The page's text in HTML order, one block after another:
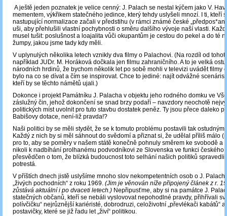
A ještě jeden poznatek je velice cenný: J. Palach se nestal kýčem jako V.
mementem, výkřikem statečného jedince, který tehdy uslyšeli mnozí. I ti, kteří
nastupující normalizace začali v předstihu (v rámci známé české
uši, aby přehlušili vlastní pochybnosti o směru dalšího vývoje naší vlasti.
musel tušit: poslušnost a loajalita vůči okupantům je cestou do pekel a do té
žumpy, jakou jsme tady kdy měli.
V uplynulých několika letech vznikly dva filmy o Palachovi. (Na rozdíl od
například JUDr. M. Horáková dočkala jen filmu zahraničního. A to je velká
národních hrdinů, že bychom několik let po sobě mohli v televizi uvádět filmy
bylo na co se dívat a čím se inspirovat. Chce to jediné: najít odvážné
kteří by se těchto námětů ujali.)
Dokonce i projekt Památníku J. Palacha v objektu jeho rodného domku ve
záslužný čin, jehož dokončení se snad brzy podaří – navzdory neochotě
politických míst uvolnit pro tuto stavbu dostatek peněz. Ty jsou přece daleko
Babišovy dotace, není-liž pravda!?
Naši politici by se měli stydět, že se k tomuto problému postavili tak ostudným
Každý z nich by si měl sáhnout do svědomí a přiznat si, že udělal příliš málo
pro to, aby se poměry v našem státě konečně pohnuly směrem ke svobodě a
nikoli k nadbíhání prolhanému podvodníkovi ze Slovenska ve funkci českého
přesvědčen o tom, že blízká budoucnost toto selhání našich politiků
potrestá.
V příštích dnech jistě uslyšíme mnoho slov nekompetentních osob o J.
„živých pochodních“ z roku 1969. (Jim je věnován níže připojený článek z r.
zůstává aktuální i po dvaceti letech.) Nepřipusťme, aby si na památce J.
statečných občanů, kteří se nebáli vyslovovat nepohodlné pravdy, přihřívali
polívčičku“ nejrůznější kariéristé, dobrodruzi, celoživotní „převlékači kabátů“
postavičky, které se již řadu let „živí“ politikou.